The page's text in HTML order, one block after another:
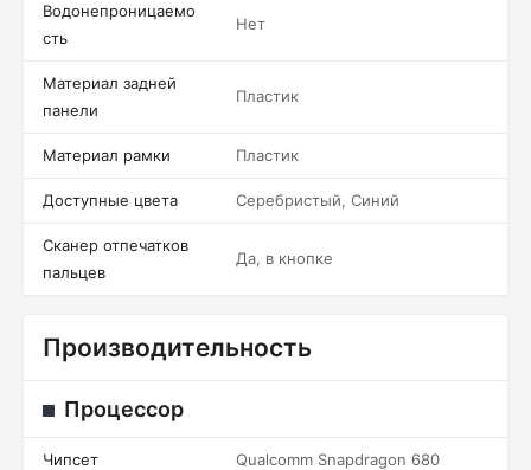
Водонепроницаемо
сть
Нет
Материал задней
панели
Пластик
Материал рамки Пластик
Доступные цвета Серебристый, Синий
Сканер отпечатков
пальцев
Да, в кнопке
Производительность
Процессор
Чипсет Qualcomm Snapdragon 680